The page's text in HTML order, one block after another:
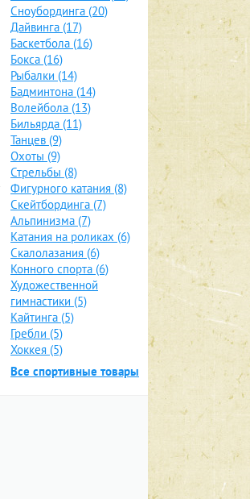
Сноубординга (20)
Дайвинга (17)
Баскетбола (16)
Бокса (16)
Рыбалки (14)
Бадминтона (14)
Волейбола (13)
Бильярда (11)
Танцев (9)
Охоты (9)
Стрельбы (8)
Фигурного катания (8)
Скейтбординга (7)
Альпинизма (7)
Катания на роликах (6)
Скалолазания (6)
Конного спорта (6)
Художественной
гимнастики (5)
Кайтинга (5)
Гребли (5)
Хоккея (5)
Все спортивные товары